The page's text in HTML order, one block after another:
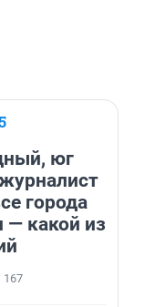
юг
города
— какой из
167